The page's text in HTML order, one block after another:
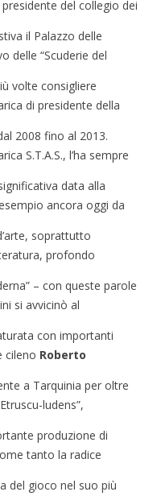
del collegio dei
il Palazzo delle
delle “Scuderie del
volte consigliere
di presidente della
2008 fino al 2013.
S.T.A.S., l’ha sempre
data alla
ancora oggi da
soprattutto
profondo
– con queste parole
si avvicinò al
con importanti
cileno Roberto
a Tarquinia per oltre
ludens”,
produzione di
tanto la radice
del gioco nel suo più